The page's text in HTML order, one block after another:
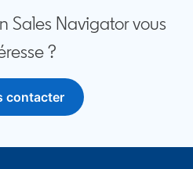
Sales Navigator vous
?
contacter